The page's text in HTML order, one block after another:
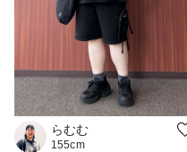
らむむ
155cm